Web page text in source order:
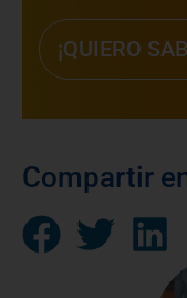
¡QUIERO
Compartir